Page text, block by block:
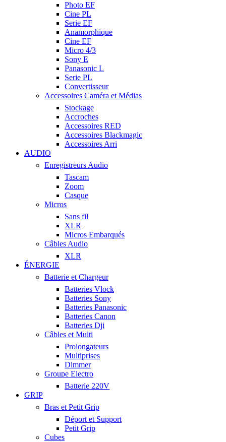
Photo EF
Cine PL
Serie EF
Anamorphique
Cine EF
Micro 4/3
Sony E
Panasonic L
Serie PL
Convertisseur
Accessoires Caméra et Médias
Stockage
Accroches
Accessoires RED
Accessoires Blackmagic
Accessoires Arri
AUDIO
Enregistreurs Audio
Tascam
Zoom
Casque
Micros
Sans fil
XLR
Micros Embarqués
Câbles Audio
XLR
ÉNERGIE
Batterie et Chargeur
Batteries Vlock
Batteries Sony
Batteries Panasonic
Batteries Canon
Batteries Dji
Câbles et Multi
Prolongateurs
Multiprises
Dimmer
Groupe Electro
Batterie 220V
GRIP
Bras et Petit Grip
Déport et Support
Petit Grip
Cubes